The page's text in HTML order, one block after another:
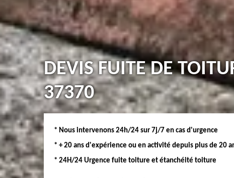
DEVIS FUITE DE
37370
* Nous intervenons 24h/24 sur 7j/7 en cas d'urgence
* + 20 ans d'expérience ou en activité depuis plus de 20
* 24H/24 Urgence fuite toiture et étanchéité toiture